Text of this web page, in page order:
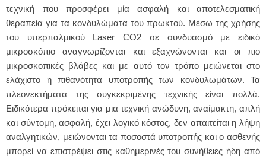
τεχνική που προσφέρει μία ασφαλή και αποτελεσματική
θεραπεία για τα κονδυλώματα του πρωκτού. Μέσω της χρήσης
του υπερπαλμικού Laser CO2 σε συνδυασμό με ειδικό
μικροσκόπιο αναγνωρίζονται και εξαχνώνονται και οι πιο
μικροσκοπικές βλάβες και με αυτό τον τρόπο μειώνεται στο
ελάχιστο η πιθανότητα υποτροπής των κονδυλωμάτων. Τα
πλεονεκτήματα της συγκεκριμένης τεχνικής είναι πολλά.
Ειδικότερα πρόκειται για μια τεχνική ανώδυνη, αναίμακτη, απλή
και σύντομη, ασφαλή, έχει λογικό κόστος, δεν απαιτείται η λήψη
αναλγητικών, μειώνονται τα ποσοστά υποτροπής και ο ασθενής
μπορεί να επιστρέψει στις καθημερινές του συνήθειες ήδη από